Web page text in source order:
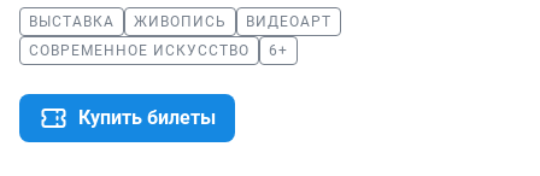
ВЫСТАВКА ЖИВОПИСЬ
ВИДЕОАРТ
СОВРЕМЕННОЕ ИСКУССТВО
6+
Купить билеты